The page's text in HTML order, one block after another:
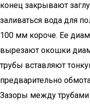
конец закрывают
заливаться вода для
100 мм короче. Ее
вырезают окошки
трубы вставляют
предварительно
Зазоры между